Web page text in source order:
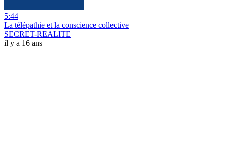
5:44
La télépathie et la conscience collective
SECRET-REALITE
il y a 16 ans